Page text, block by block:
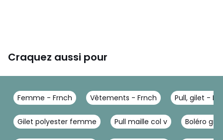
Craquez aussi pour
Femme - Frnch Vêtements - Frnch Pull, gilet -
Gilet polyester femme Pull maille col v Boléro gris